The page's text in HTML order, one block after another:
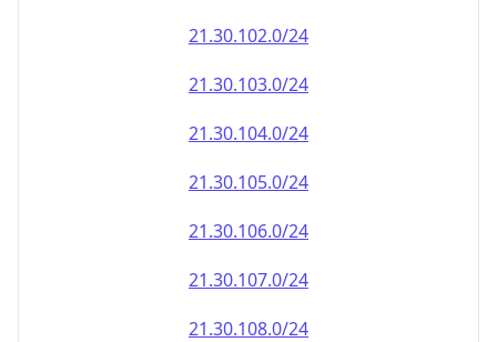
21.30.102.0/24
21.30.103.0/24
21.30.104.0/24
21.30.105.0/24
21.30.106.0/24
21.30.107.0/24
21.30.108.0/24